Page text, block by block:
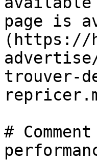
page is
(https://
trouver-
#